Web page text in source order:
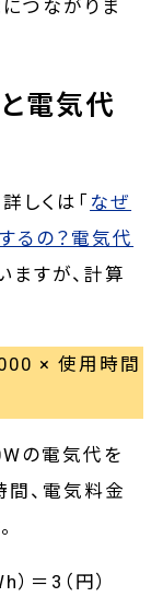
つながりま
電気代
しくは「 なぜ
るの？電気代
ますが、計算
× 使用時間
の電気代を
間、電気料金
＝3（円）